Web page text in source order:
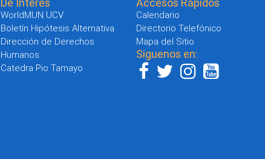
WorldMUN UCV
Boletín Hipótesis Alternativa
Dirección de Derechos
Humanos
Catedra Pio Tamayo
Calendario
Directorio Telefónico
Mapa del Sitio
Siguenos en: